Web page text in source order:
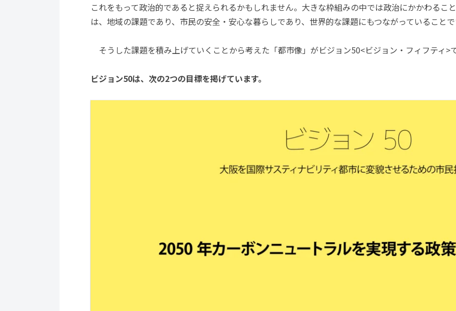
これをもって政治的であると捉えられるかもしれません。大きな枠組みの中では政治にかかわるこ
は、地域の課題であり、市民の安全・安心な暮らしであり、世界的な課題にもつながっていること
そうした課題を積み上げていくことから考えた「都市像」がビジョン50<ビジョン・フィフティ>
ビジョン50は、次の2つの目標を掲げています。